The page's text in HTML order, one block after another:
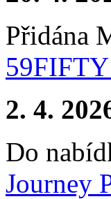
Přidána
2. 4.
Do
Journey